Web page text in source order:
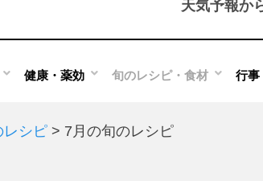
天気予報か
健康・薬効 旬のレシピ・食材 行事
レシピ > 7月の旬のレシピ